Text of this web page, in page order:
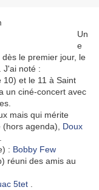
Un
e
le premier jour, le
J'ai noté :
10) et le 11 à Saint
un ciné-concert avec
mais qui mérite
agenda), Doux
: Bobby Few
réuni des amis au
5tet